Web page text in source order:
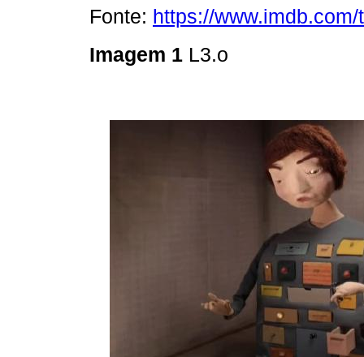
Fonte: https://
Imagem 1 L3.o